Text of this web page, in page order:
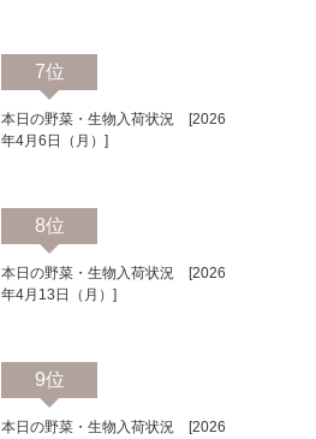
7位
本日の野菜・生物入荷状況 [2026
年4月6日（月）]
8位
本日の野菜・生物入荷状況 [2026
年4月13日（月）]
9位
本日の野菜・生物入荷状況 [2026